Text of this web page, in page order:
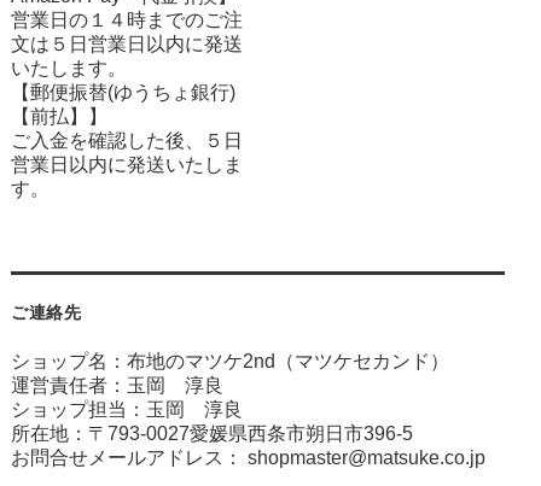
営業日の１４時までのご注
文は５日営業日以内に発送
いたします。
【郵便振替(ゆうちょ銀行)
【前払】】
ご入金を確認した後、５日
営業日以内に発送いたしま
す。
ご連絡先
ショップ名：布地のマツケ2nd（マツケセカンド）
運営責任者：玉岡 淳良
ショップ担当：玉岡 淳良
所在地：〒793-0027愛媛県西条市朔日市396-5
お問合せメールアドレス： shopmaster@matsuke.co.jp